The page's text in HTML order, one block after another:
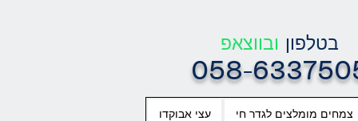
בטלפון ובווצאפ
058-
צמחים מומלצים לגדר חי עצי אבוקדו